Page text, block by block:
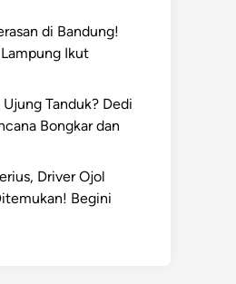
di Bandung!
Ikut
Tanduk? Dedi
Bongkar dan
Driver Ojol
Begini